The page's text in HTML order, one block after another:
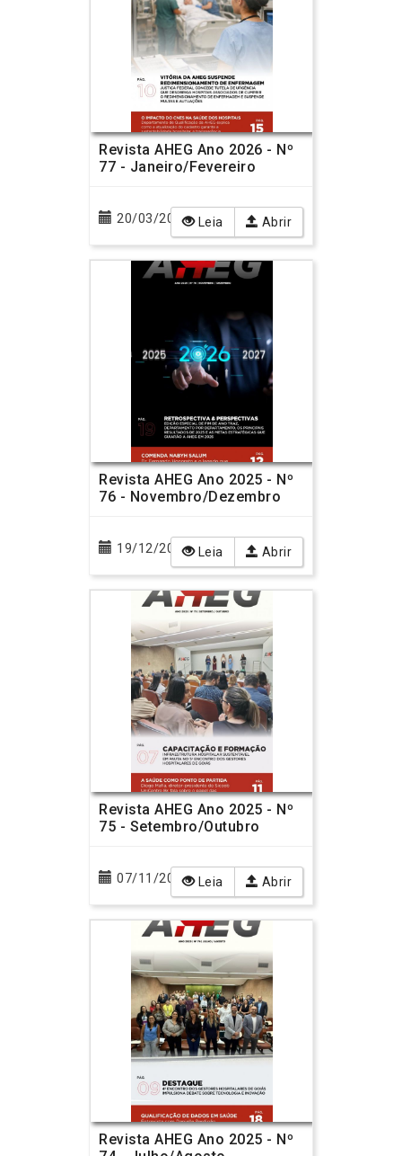
Revista AHEG Ano 2026 - Nº
77 - Janeiro/Fevereiro
20/03/2026 Leia Abrir
Revista AHEG Ano 2025 - Nº
76 - Novembro/Dezembro
19/12/2025 Leia Abrir
Revista AHEG Ano 2025 - Nº
75 - Setembro/Outubro
07/11/2025 Leia Abrir
Revista AHEG Ano 2025 - Nº